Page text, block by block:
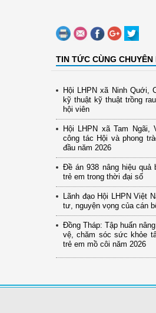
TIN TỨC CÙNG CHUYÊN
Hội LHPN xã Ninh Quới,
kỹ thuật kỹ thuật trồng
hội viên
Hội LHPN xã Tam Ngãi,
công tác Hội và phong
đầu năm 2026
Đề án 938 nâng hiệu quả
trẻ em trong thời đại số
Lãnh đạo Hội LHPN Việt
tư, nguyện vọng của cán
Đồng Tháp: Tập huấn
vệ, chăm sóc sức khỏe
trẻ em mồ côi năm 2026